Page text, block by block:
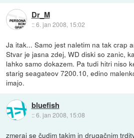
Dr_M
::6. jan 2008, 15:02
Ja itak... Samo jest naletim na tak crap
Stvar je jasna zdej, WD diski so zanic,
lahko samo dokazem. Pa tudi hitri niso
starig seagateov 7200.10, edino
imajo.
bluefish
::6. jan 2008, 15:08
zmeraj se čudim takim in drugačnim